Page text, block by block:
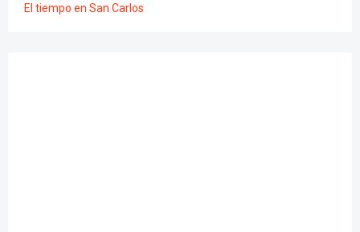
El tiempo en San Carlos